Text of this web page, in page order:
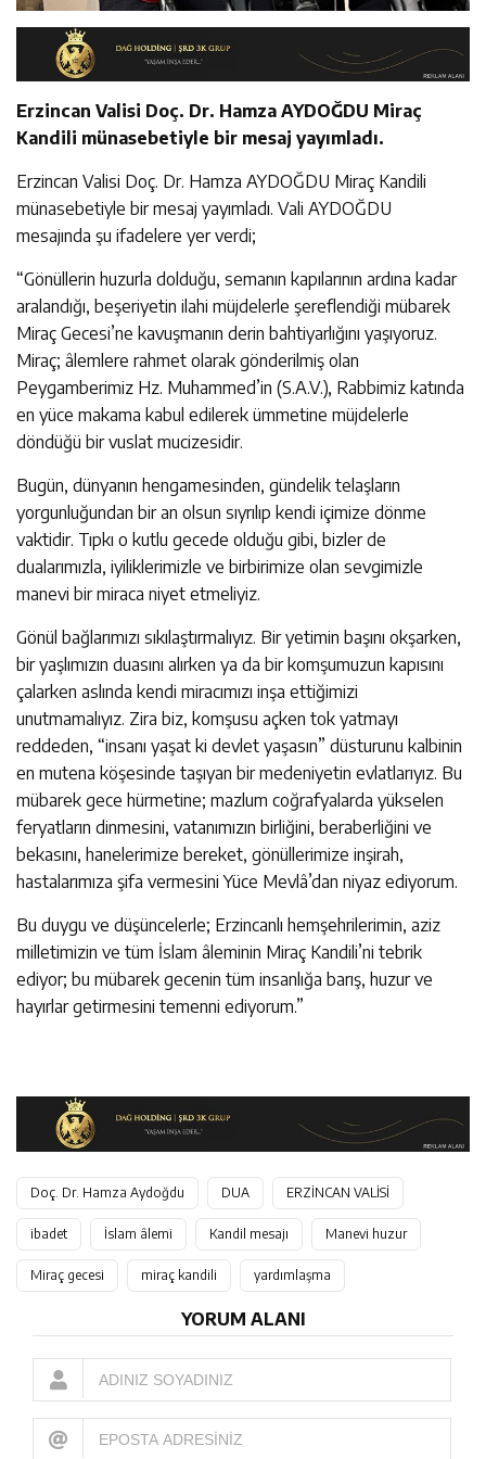
Erzincan Valisi Doç. Dr. Hamza AYDOĞDU Miraç
Kandili münasebetiyle bir mesaj yayımladı.
Erzincan Valisi Doç. Dr. Hamza AYDOĞDU Miraç Kandili
münasebetiyle bir mesaj yayımladı. Vali AYDOĞDU
mesajında şu ifadelere yer verdi;
“Gönüllerin huzurla dolduğu, semanın kapılarının ardına kadar
aralandığı, beşeriyetin ilahi müjdelerle şereflendiği mübarek
Miraç Gecesi’ne kavuşmanın derin bahtiyarlığını yaşıyoruz.
Miraç; âlemlere rahmet olarak gönderilmiş olan
Peygamberimiz Hz. Muhammed’in (S.A.V.), Rabbimiz katında
en yüce makama kabul edilerek ümmetine müjdelerle
döndüğü bir vuslat mucizesidir.
Bugün, dünyanın hengamesinden, gündelik telaşların
yorgunluğundan bir an olsun sıyrılıp kendi içimize dönme
vaktidir. Tıpkı o kutlu gecede olduğu gibi, bizler de
dualarımızla, iyiliklerimizle ve birbirimize olan sevgimizle
manevi bir miraca niyet etmeliyiz.
Gönül bağlarımızı sıkılaştırmalıyız. Bir yetimin başını okşarken,
bir yaşlımızın duasını alırken ya da bir komşumuzun kapısını
çalarken aslında kendi miracımızı inşa ettiğimizi
unutmamalıyız. Zira biz, komşusu açken tok yatmayı
reddeden, “insanı yaşat ki devlet yaşasın” düsturunu kalbinin
en mutena köşesinde taşıyan bir medeniyetin evlatlarıyız. Bu
mübarek gece hürmetine; mazlum coğrafyalarda yükselen
feryatların dinmesini, vatanımızın birliğini, beraberliğini ve
bekasını, hanelerimize bereket, gönüllerimize inşirah,
hastalarımıza şifa vermesini Yüce Mevlâ’dan niyaz ediyorum.
Bu duygu ve düşüncelerle; Erzincanlı hemşehrilerimin, aziz
milletimizin ve tüm İslam âleminin Miraç Kandili’ni tebrik
ediyor; bu mübarek gecenin tüm insanlığa barış, huzur ve
hayırlar getirmesini temenni ediyorum.”
Doç. Dr. Hamza Aydoğdu DUA ERZİNCAN VALİSİ
ibadet İslam âlemi Kandil mesajı Manevi huzur
Miraç gecesi miraç kandili yardımlaşma
YORUM ALANI